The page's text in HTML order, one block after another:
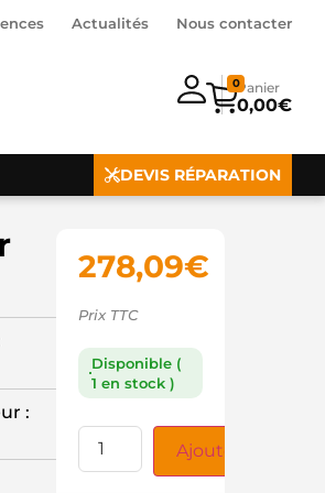
Actualités Nous contacter
0,00€
0
DEVIS RÉPARATION
:
278,09€
Prix TTC
Disponible (
1 en stock )
Ajouter au